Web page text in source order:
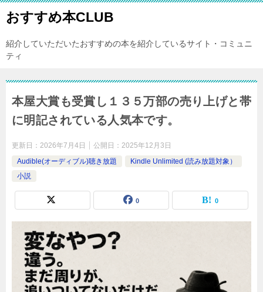
おすすめ本CLUB
紹介していただいたおすすめの本を紹介しているサイト・コミュニ
ティ
本屋大賞も受賞し１３５万部の売り上げと帯
に明記されている人気本です。
更新日： 2026年7月4日 公開日： 2025年12月3日
Audible(オーディブル)聴き放題
Kindle Unlimited (読み放題対象）
小説
0 0